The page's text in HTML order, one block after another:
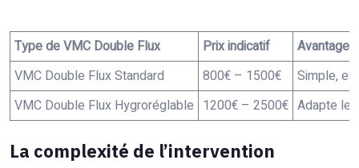
Type de VMC Double Flux Prix indicatif
Avantages
VMC Double Flux Standard
800€ – 1500€
Simple,
VMC Double Flux Hygroréglable 1200€ – 2500€ Adapte le
La complexité de l’intervention